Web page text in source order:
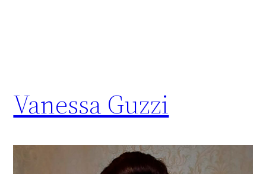
Vanessa Guzzi